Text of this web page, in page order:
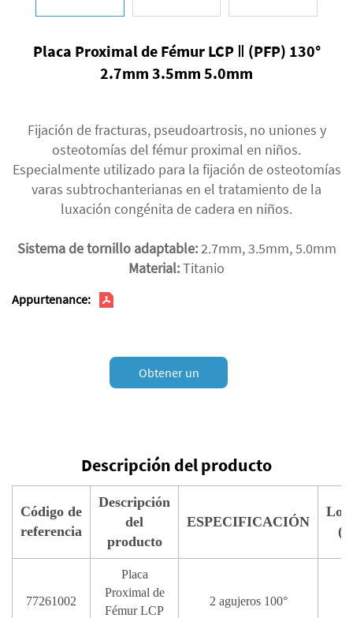
Placa Proximal de Fémur LCP Ⅱ (PFP) 130°
2.7mm 3.5mm 5.0mm
Fijación de fracturas, pseudoartrosis, no uniones y
osteotomías del fémur proximal en niños.
Especialmente utilizado para la fijación de osteotomías
varas subtrochanterianas en el tratamiento de la
luxación congénita de cadera en niños.
Sistema de tornillo adaptable:2.7mm, 3.5mm, 5.0mm
Material:Titanio
Appurtenance:
Obtener un
Descripción del producto
Código de
referencia
Descripción
del
producto
ESPECIFICACIÓN
77261002
Placa
Proximal de
Fémur LCP
2 agujeros 100°